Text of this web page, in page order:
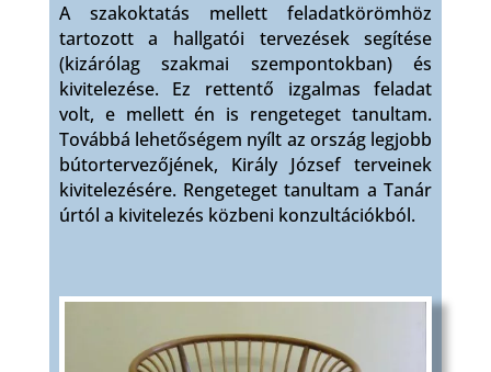
A szakoktatás mellett feladatkörömhöz
tartozott a hallgatói tervezések segítése
(kizárólag szakmai szempontokban) és
kivitelezése. Ez rettentő izgalmas feladat
volt, e mellett én is rengeteget tanultam.
Továbbá lehetőségem nyílt az ország legjobb
bútortervezőjének, Király József terveinek
kivitelezésére. Rengeteget tanultam a Tanár
úrtól a kivitelezés közbeni konzultációkból.